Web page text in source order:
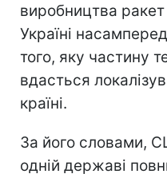
виробництва
Україні
того, яку частину
вдасться
країні.
За його словами,
одній державі